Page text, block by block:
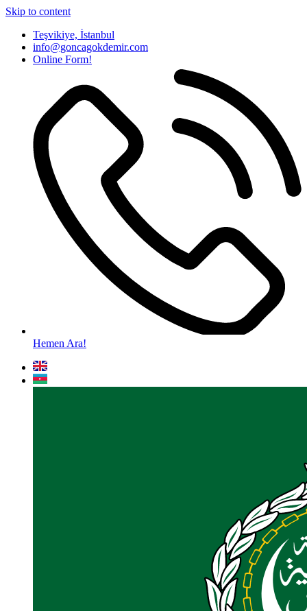
Skip to content
Teşvikiye, İstanbul
info@goncagokdemir.com
Online Form!
Hemen Ara!